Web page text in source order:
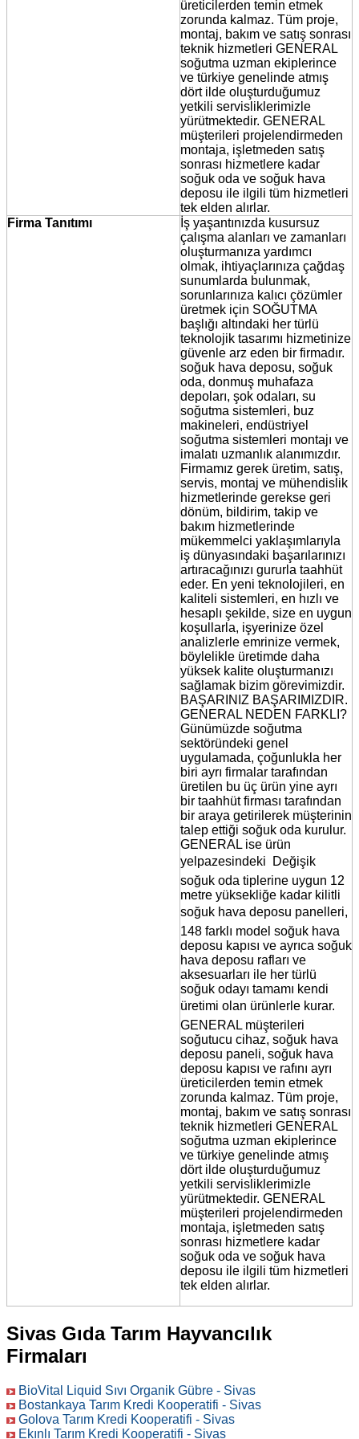
üreticilerden temin etmek
zorunda kalmaz. Tüm proje,
montaj, bakım ve satış sonrası
teknik hizmetleri GENERAL
soğutma uzman ekiplerince
ve türkiye genelinde atmış
dört ilde oluşturduğumuz
yetkili servisliklerimizle
yürütmektedir. GENERAL
müşterileri projelendirmeden
montaja, işletmeden satış
sonrası hizmetlere kadar
soğuk oda ve soğuk hava
deposu ile ilgili tüm hizmetleri
tek elden alırlar.
Firma Tanıtımı
İş yaşantınızda kusursuz
çalışma alanları ve zamanları
oluşturmanıza yardımcı
olmak, ihtiyaçlarınıza çağdaş
sunumlarda bulunmak,
sorunlarınıza kalıcı çözümler
üretmek için SOĞUTMA
başlığı altındaki her türlü
teknolojik tasarımı hizmetinize
güvenle arz eden bir firmadır.
soğuk hava deposu, soğuk
oda, donmuş muhafaza
depoları, şok odaları, su
soğutma sistemleri, buz
makineleri, endüstriyel
soğutma sistemleri montajı ve
imalatı uzmanlık alanımızdır.
Firmamız gerek üretim, satış,
servis, montaj ve mühendislik
hizmetlerinde gerekse geri
dönüm, bildirim, takip ve
bakım hizmetlerinde
mükemmelci yaklaşımlarıyla
iş dünyasındaki başarılarınızı
artıracağınızı gururla taahhüt
eder. En yeni teknolojileri, en
kaliteli sistemleri, en hızlı ve
hesaplı şekilde, size en uygun
koşullarla, işyerinize özel
analizlerle emrinize vermek,
böylelikle üretimde daha
yüksek kalite oluşturmanızı
sağlamak bizim görevimizdir.
BAŞARINIZ BAŞARIMIZDIR.
GENERAL NEDEN FARKLI?
Günümüzde soğutma
sektöründeki genel
uygulamada, çoğunlukla her
biri ayrı firmalar tarafından
üretilen bu üç ürün yine ayrı
bir taahhüt firması tarafından
bir araya getirilerek müşterinin
talep ettiği soğuk oda kurulur.
GENERAL ise ürün
yelpazesindeki  Değişik
soğuk oda tiplerine uygun 12
metre yüksekliğe kadar kilitli
soğuk hava deposu panelleri, 
148 farklı model soğuk hava
deposu kapısı ve ayrıca soğuk
hava deposu rafları ve
aksesuarları ile her türlü
soğuk odayı tamamı kendi
üretimi olan ürünlerle kurar. 
GENERAL müşterileri
soğutucu cihaz, soğuk hava
deposu paneli, soğuk hava
deposu kapısı ve rafını ayrı
üreticilerden temin etmek
zorunda kalmaz. Tüm proje,
montaj, bakım ve satış sonrası
teknik hizmetleri GENERAL
soğutma uzman ekiplerince
ve türkiye genelinde atmış
dört ilde oluşturduğumuz
yetkili servisliklerimizle
yürütmektedir. GENERAL
müşterileri projelendirmeden
montaja, işletmeden satış
sonrası hizmetlere kadar
soğuk oda ve soğuk hava
deposu ile ilgili tüm hizmetleri
tek elden alırlar.
Sivas Gıda Tarım Hayvancılık
Firmaları
BioVital Liquid Sıvı Organik Gübre - Sivas
Bostankaya Tarım Kredi Kooperatifi - Sivas
Golova Tarım Kredi Kooperatifi - Sivas
Ekınlı Tarım Kredi Kooperatifi - Sivas